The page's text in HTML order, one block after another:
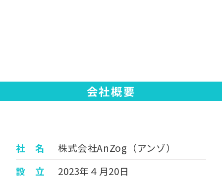
会社概要
社 名
株式会社AnZog（アンゾ）
設 立
2023年４月20日